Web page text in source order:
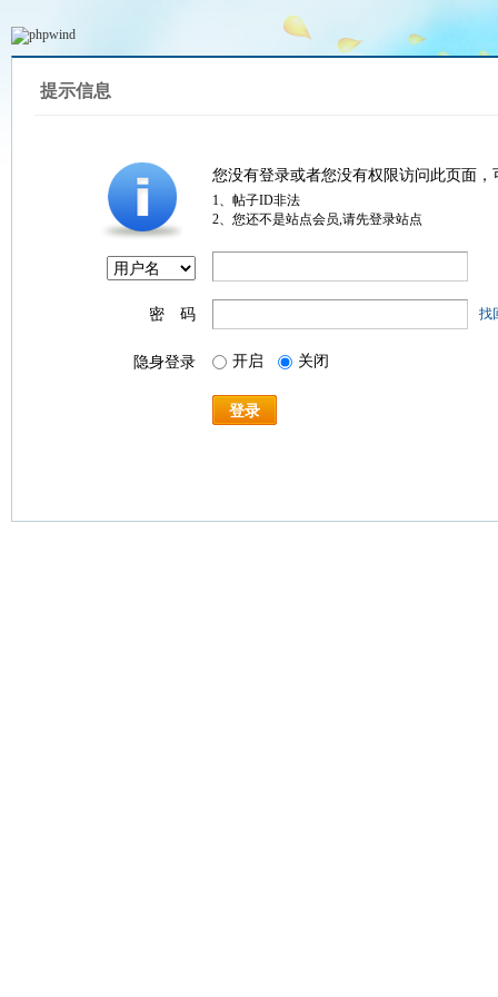
提示信息
您没有登录或者您没有权限访问此页面
1、帖子ID非法
2、您还不是站点会员,请先登录站点
密 码 找
隐身登录 开启 关闭
登录